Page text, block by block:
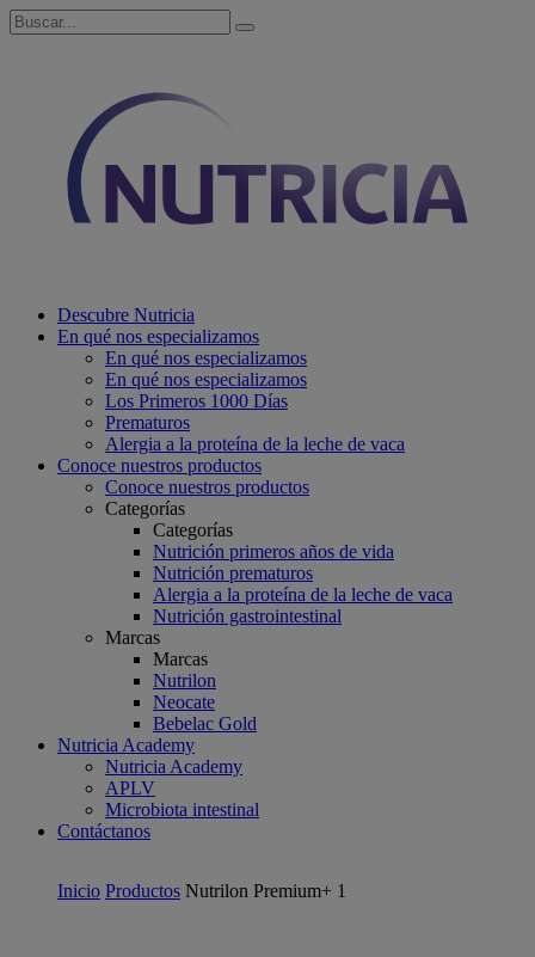
Descubre Nutricia
En qué nos especializamos
En qué nos especializamos
En qué nos especializamos
Los Primeros 1000 Días
Prematuros
Alergia a la proteína de la leche de vaca
Conoce nuestros productos
Conoce nuestros productos
Categorías
Categorías
Nutrición primeros años de vida
Nutrición prematuros
Alergia a la proteína de la leche de vaca
Nutrición gastrointestinal
Marcas
Marcas
Nutrilon
Neocate
Bebelac Gold
Nutricia Academy
Nutricia Academy
APLV
Microbiota intestinal
Contáctanos
Inicio Productos Nutrilon Premium+ 1